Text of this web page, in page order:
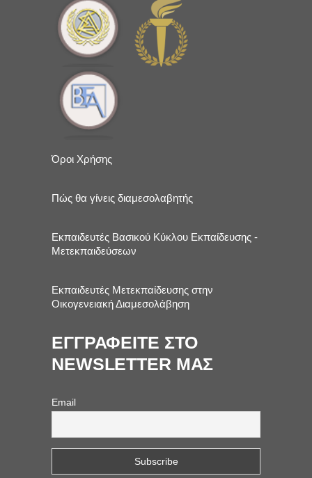
Όροι Χρήσης
Πώς θα γίνεις διαμεσολαβητής
Εκπαιδευτές Βασικού Κύκλου Εκπαίδευσης -
Μετεκπαιδεύσεων
Εκπαιδευτές Μετεκπαίδευσης στην
Οικογενειακή Διαμεσολάβηση
ΕΓΓΡΑΦΕΙΤΕ ΣΤΟ
NEWSLETTER ΜΑΣ
Email